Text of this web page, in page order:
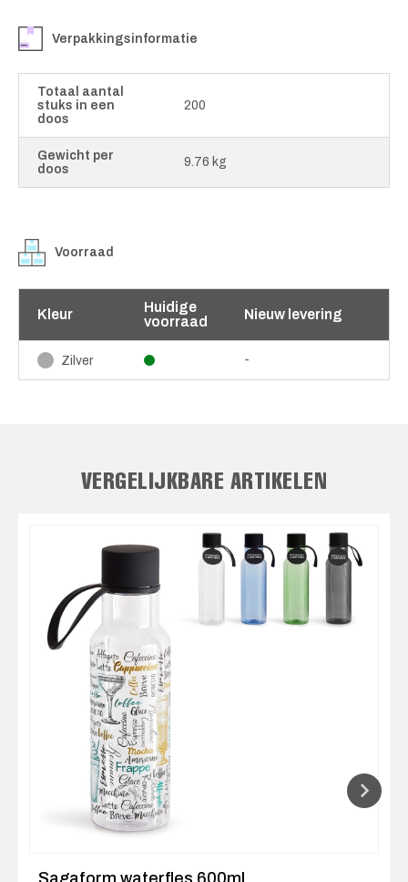
Verpakkingsinformatie
Totaal aantal
stuks in een
doos
200
Gewicht per
doos
9.76 kg
Voorraad
Kleur
Huidige
voorraad
Nieuw levering
Zilver -
VERGELIJKBARE ARTIKELEN